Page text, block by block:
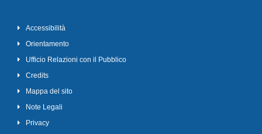
Accessibilità
Orientamento
Ufficio Relazioni con il Pubblico
Credits
Mappa del sito
Note Legali
Privacy